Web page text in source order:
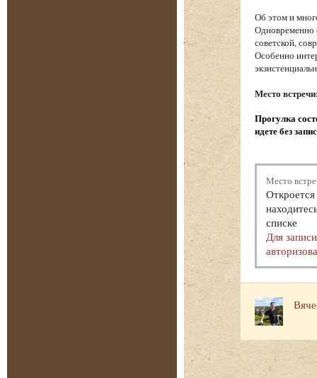
Об этом и
Одновременно
советской,
Особенно
Место
Прогулка
идете без
Место
списке
Для